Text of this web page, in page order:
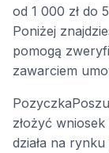
od 1 000 zł do
Poniżej
pomogą
zawarciem
złożyć
działa na